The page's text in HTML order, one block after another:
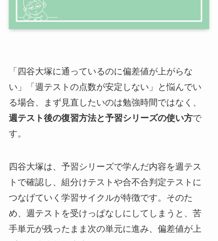
「四谷大塚に通っているのに偏差値が上がらな
い」「週テストの点数が安定しない」と悩んでい
る場合、まず見直したいのは勉強時間ではなく、
週テスト後の復習方法と予習シリーズの使い方で
す。
四谷大塚は、予習シリーズで学んだ内容を週テス
トで確認し、組分けテストや合不合判定テストに
つなげていく学習サイクルが特徴です。そのた
め、週テストを受けっぱなしにしてしまうと、苦
手単元が残ったまま次の単元に進み、偏差値が上